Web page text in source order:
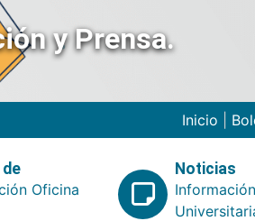
y Prensa.
Inicio
Oficina
Noticias
Información